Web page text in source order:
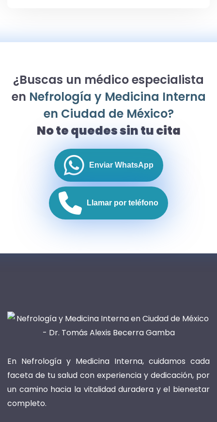
¿Buscas un médico especialista
en Nefrología y Medicina Interna
en Ciudad de México?
No te quedes sin tu cita
Enviar WhatsApp
Llamar por teléfono
En Nefrología y Medicina Interna, cuidamos cada
faceta de tu salud con experiencia y dedicación, por
un camino hacia la vitalidad duradera y el bienestar
completo.